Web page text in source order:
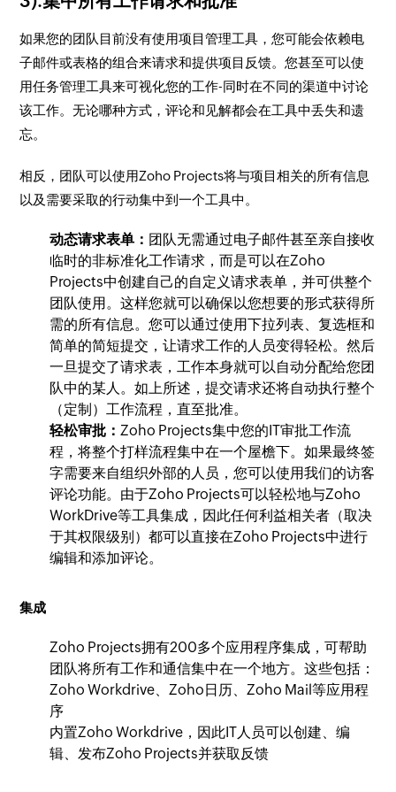
如果您的团队目前没有使用项目管理工具，您可能会依赖电
子邮件或表格的组合来请求和提供项目反馈。您甚至可以使
用任务管理工具来可视化您的工作-同时在不同的渠道中讨论
该工作。无论哪种方式，评论和见解都会在工具中丢失和遗
忘。
相反，团队可以使用Zoho Projects将与项目相关的所有信息
以及需要采取的行动集中到一个工具中。
动态请求表单： 团队无需通过电子邮件甚至亲自接收
临时的非标准化工作请求，而是可以在Zoho
Projects中创建自己的自定义请求表单，并可供整个
团队使用。这样您就可以确保以您想要的形式获得所
需的所有信息。您可以通过使用下拉列表、复选框和
简单的简短提交，让请求工作的人员变得轻松。然后
一旦提交了请求表，工作本身就可以自动分配给您团
队中的某人。如上所述，提交请求还将自动执行整个
（定制）工作流程，直至批准。
轻松审批：Zoho Projects集中您的IT审批工作流
程，将整个打样流程集中在一个屋檐下。如果最终签
字需要来自组织外部的人员，您可以使用我们的访客
评论功能。由于Zoho Projects可以轻松地与Zoho
WorkDrive等工具集成，因此任何利益相关者（取决
于其权限级别）都可以直接在Zoho Projects中进行
编辑和添加评论。
集成
Zoho Projects拥有200多个应用程序集成，可帮助
团队将所有工作和通信集中在一个地方。这些包括：
Zoho Workdrive、Zoho日历、Zoho Mail等应用程
序
内置Zoho Workdrive，因此IT人员可以创建、编
辑、发布Zoho Projects并获取反馈